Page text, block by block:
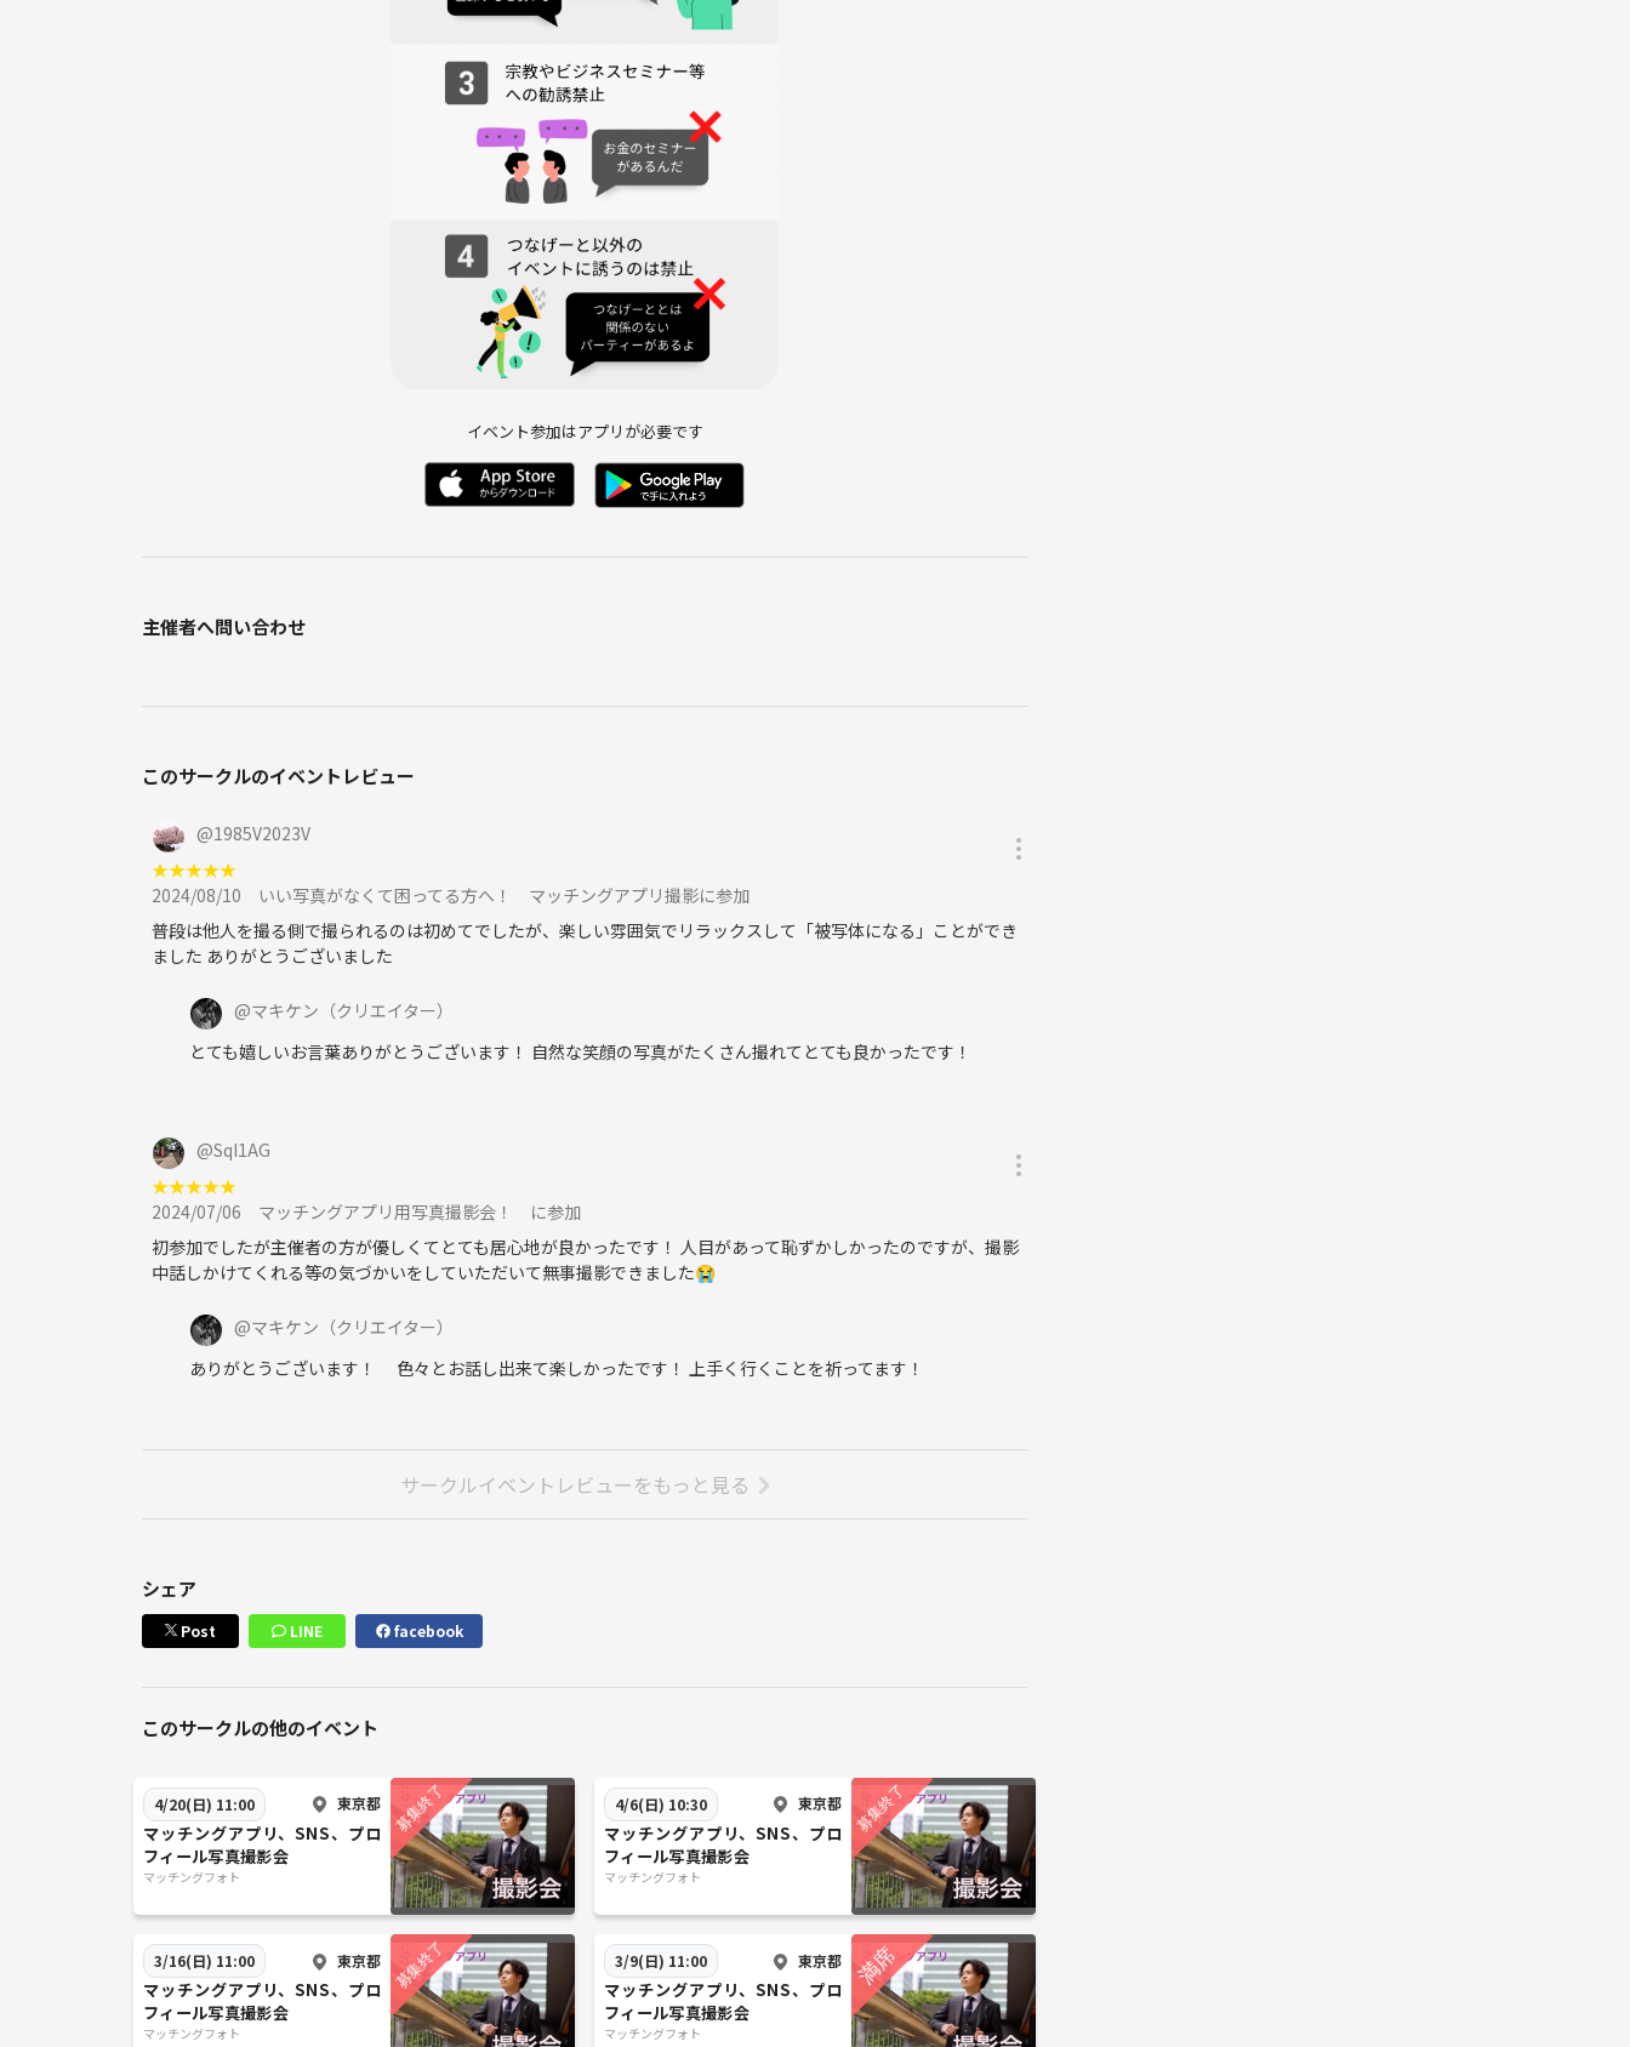
老若男女の撮影をメインに年間100人以上を撮影してきました。
イベント参加はアプリが必要です
主催者へ問い合わせ
このサークルのイベントレビュー
@1985V2023V
★★★★★
2024/08/10
いい写真がなくて困ってる方へ！ マッチングアプリ撮影に参加
普段は他人を撮る側で撮られるのは初めてでしたが、楽しい雰囲気でリラックスして「被写体になる」ことができ
ました ありがとうございました
@マキケン （クリエイター）
とても嬉しいお言葉ありがとうございます！ 自然な笑顔の写真がたくさん撮れてとても良かったです！
@SqI1AG
★★★★★
2024/07/06
マッチングアプリ用写真撮影会！ に参加
初参加でしたが主催者の方が優しくてとても居心地が良かったです！ 人目があって恥ずかしかったのですが、撮影
中話しかけてくれる等の気づかいをしていただいて無事撮影できました😭
@マキケン （クリエイター）
ありがとうございます！ 色々とお話し出来て楽しかったです！ 上手く行くことを祈ってます！
サークルイベントレビューをもっと見る
シェア
Post LINE facebook
このサークルの他のイベント
4/20(日) 11:00 東京都
マッチングアプリ、SNS、プロ
フィール写真撮影会
マッチングフォト
4/6(日) 10:30 東京都
マッチングアプリ、SNS、プロ
フィール写真撮影会
マッチングフォト
3/16(日) 11:00 東京都
マッチングアプリ、SNS、プロ
フィール写真撮影会
マッチングフォト
3/9(日) 11:00 東京都
マッチングアプリ、SNS、プロ
フィール写真撮影会
マッチングフォト